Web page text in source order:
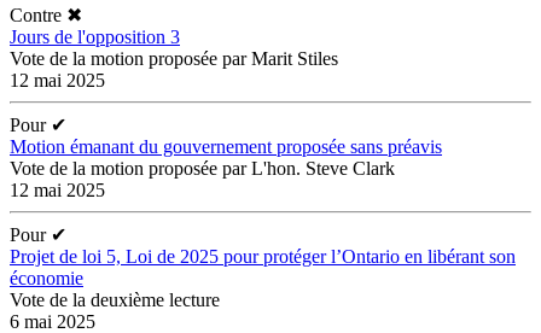
Contre ✖
Jours de l'opposition 3
Vote de la motion proposée par Marit Stiles
12 mai 2025
Pour ✔
Motion émanant du gouvernement proposée sans préavis
Vote de la motion proposée par L'hon. Steve Clark
12 mai 2025
Pour ✔
Projet de loi 5, Loi de 2025 pour protéger l’Ontario en libérant son
économie
Vote de la deuxième lecture
6 mai 2025